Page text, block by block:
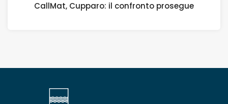
CallMat, Cupparo: il confronto prosegue